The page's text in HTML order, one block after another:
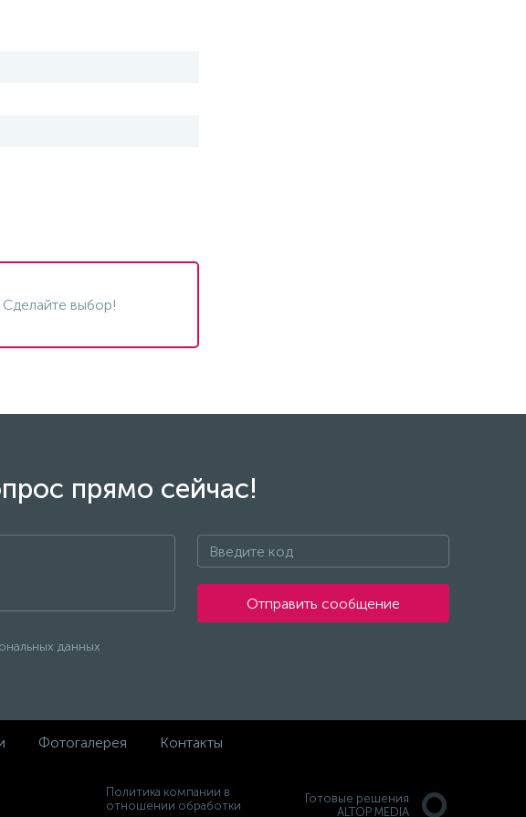
Сделайте выбор!
по 2014 2,0 F017081652
Mercedes-Benz Вито с 96 по 2003
Не указана цена